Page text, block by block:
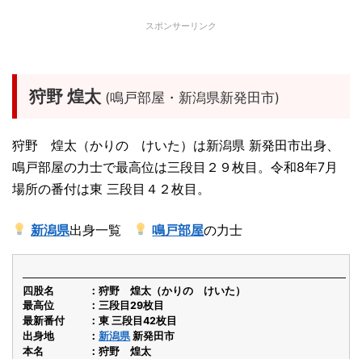
スポンサーリンク
狩野 煌太 (鳴戸部屋・新潟県新発田市)
狩野 煌太（かりの けいた）は新潟県 新発田市出身、
鳴戸部屋の力士で最高位は三段目２９枚目。令和8年7月
場所の番付は東 三段目４２枚目。
新潟県出身一覧 鳴戸部屋の力士
四股名
狩野 煌太（かりの けいた）
最高位
三段目29枚目
最新番付
東 三段目42枚目
出身地
新潟県 新発田市
本名
狩野 煌太